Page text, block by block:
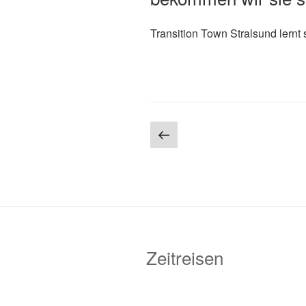
Transition Town Stralsund lernt
Seitennummerierung
Vorherige
Seite
Zeitreisen